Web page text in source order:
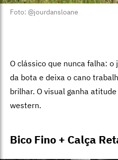
Foto: @jourdansloane
O clássico que nunca falha:
da bota e deixa o cano
brilhar. O visual ganha
western.
Bico Fino + Calça